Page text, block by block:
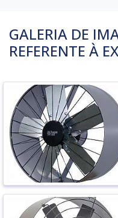
GALERIA DE
REFERENTE À